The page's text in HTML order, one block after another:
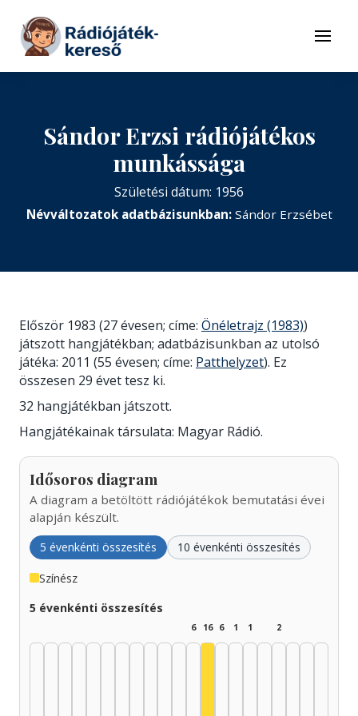
Tovább a tartalomhoz
Menü
Sándor Erzsi rádiójátékos
munkássága
Születési dátum: 1956
Névváltozatok adatbázisunkban: Sándor Erzsébet
Először 1983 (27 évesen; címe: Önéletrajz (1983))
játszott hangjátékban; adatbázisunkban az utolsó
játéka: 2011 (55 évesen; címe: Patthelyzet). Ez
összesen 29 évet tesz ki.
32 hangjátékban játszott.
Hangjátékainak társulata: Magyar Rádió.
Idősoros diagram
A diagram a betöltött rádiójátékok bemutatási évei
alapján készült.
5 évenkénti összesítés 10 évenkénti összesítés
Színész
5 évenkénti összesítés
6 16 6 1 1 2